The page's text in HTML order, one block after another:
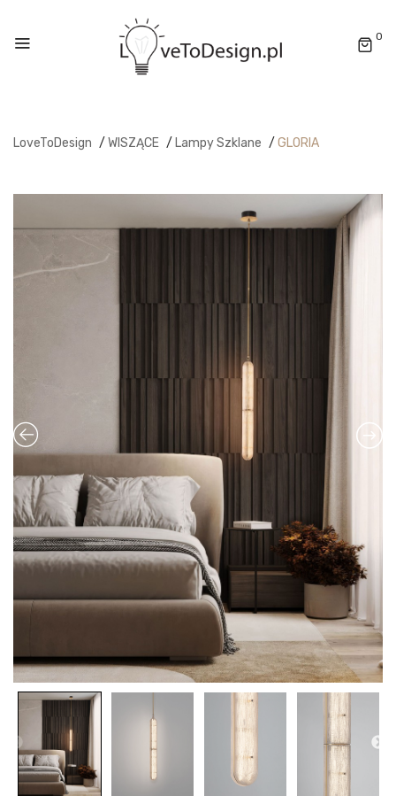
0
LoveToDesign / WISZĄCE / Lampy Szklane / GLORIA